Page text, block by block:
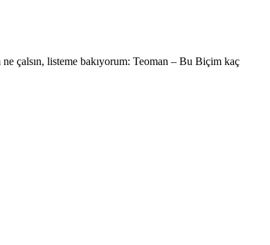
çalsın, listeme bakıyorum: Teoman – Bu Biçim kaç